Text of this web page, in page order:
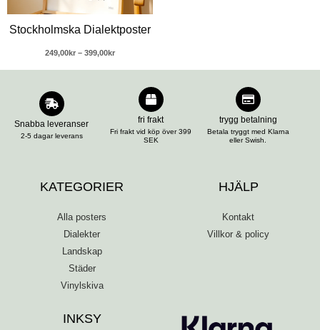
Stockholmska Dialektposter
249,00kr – 399,00kr
Snabba leveranser
2-5 dagar leverans
fri frakt
Fri frakt vid köp över 399
SEK
trygg betalning
Betala tryggt med Klarna
eller Swish.
KATEGORIER
Alla posters
Dialekter
Landskap
Städer
Vinylskiva
HJÄLP
Kontakt
Villkor & policy
INKSY